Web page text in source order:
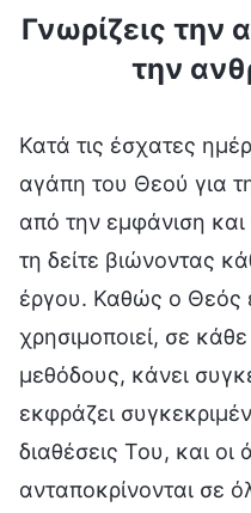
Γνωρίζεις την
την
Κατά τις έσχατες
αγάπη του Θεού για
από την εμφάνιση
τη δείτε βιώνοντας
έργου. Καθώς ο Θεός
χρησιμοποιεί, σε
μεθόδους, κάνει
εκφράζει
διαθέσεις Του, και οι
ανταποκρίνονται σε